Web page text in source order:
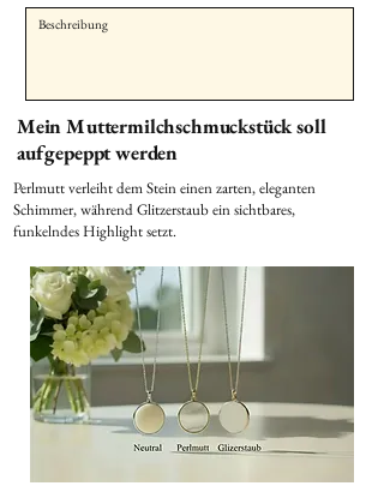
Mein Muttermilchschmuckstück soll
aufgepeppt werden
Perlmutt verleiht dem Stein einen zarten, eleganten
Schimmer, während Glitzerstaub ein sichtbares,
funkelndes Highlight setzt.